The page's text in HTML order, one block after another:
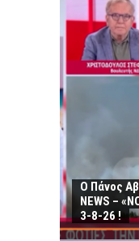
Ο Πάνος
NEWS –
3-8-26 !